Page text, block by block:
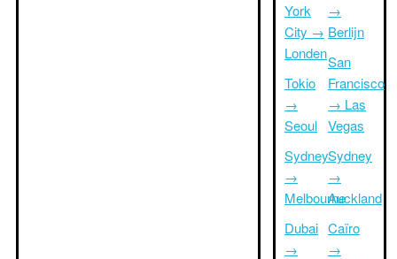
York
City →
Londen
Tokio
→
Seoul
Sydney
→
Melbourne
Dubai
→
→
Berlijn
San
Francisco
→ Las
Vegas
Sydney
→
Auckland
Caïro
→